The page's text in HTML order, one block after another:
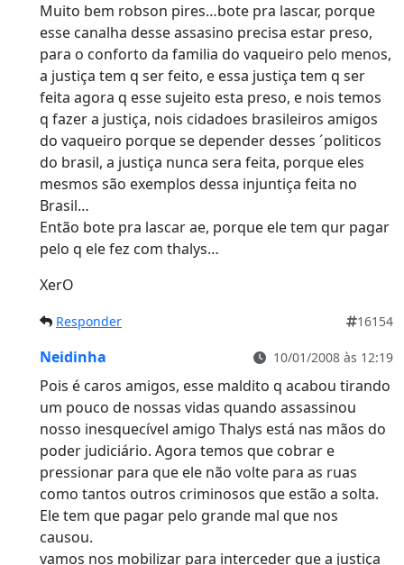
Muito bem robson pires…bote pra lascar, porque
esse canalha desse assasino precisa estar preso,
para o conforto da familia do vaqueiro pelo menos,
a justiça tem q ser feito, e essa justiça tem q ser
feita agora q esse sujeito esta preso, e nois temos
q fazer a justiça, nois cidadoes brasileiros amigos
do vaqueiro porque se depender desses ´politicos
do brasil, a justiça nunca sera feita, porque eles
mesmos são exemplos dessa injuntiça feita no
Brasil…
Então bote pra lascar ae, porque ele tem qur pagar
pelo q ele fez com thalys…
XerO
Responder 16154
Neidinha 10/01/2008 às 12:19
Pois é caros amigos, esse maldito q acabou tirando
um pouco de nossas vidas quando assassinou
nosso inesquecível amigo Thalys está nas mãos do
poder judiciário. Agora temos que cobrar e
pressionar para que ele não volte para as ruas
como tantos outros criminosos que estão a solta.
Ele tem que pagar pelo grande mal que nos
causou.
vamos nos mobilizar para interceder que a justiça